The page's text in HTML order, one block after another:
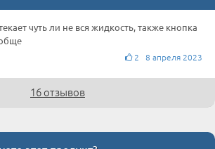
чуть ли не вся жидкость, также кнопка
2 8 апреля 2023
16 отзывов